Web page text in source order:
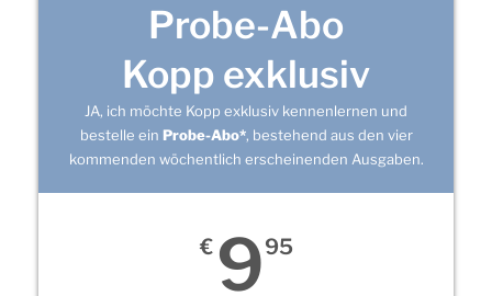
Probe-Abo
Kopp exklusiv
JA, ich möchte Kopp exklusiv kennenlernen und
bestelle ein Probe-Abo*, bestehend aus den vier
kommenden wöchentlich erscheinenden Ausgaben.
€ 995